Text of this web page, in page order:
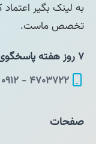
به لینک بگیر اعتماد
تخصص ماست.
۷ روز هفته پاسخگوی شما هستیم :
۴۷۰۳۷۲۲ - ۰۹۱۲
صفحات